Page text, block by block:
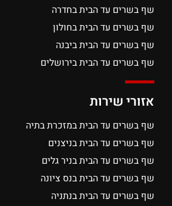
שף בשרים עד הבית בחדרה
שף בשרים עד הבית בחולון
שף בשרים עד הבית ביבנה
שף בשרים עד הבית בירושלים
אזורי שירות
שף בשרים עד הבית במזכרת בתיה
שף בשרים עד הבית בניצנים
שף בשרים עד הבית בניר גלים
שף בשרים עד הבית בנס ציונה
שף בשרים עד הבית בנתניה